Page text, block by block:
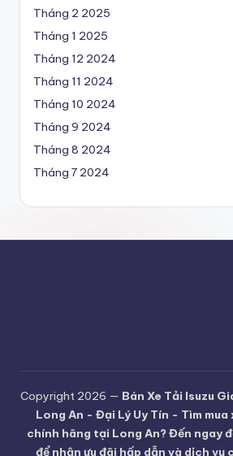
Tháng 2 2025
Tháng 1 2025
Tháng 12 2024
Tháng 11 2024
Tháng 10 2024
Tháng 9 2024
Tháng 8 2024
Tháng 7 2024
Copyright 2026 — Bán Xe Tải Isuzu
Long An - Đại Lý Uy Tín - Tìm mua
chính hãng tại Long An? Đến ngay
để nhận ưu đãi hấp dẫn và dịch vụ